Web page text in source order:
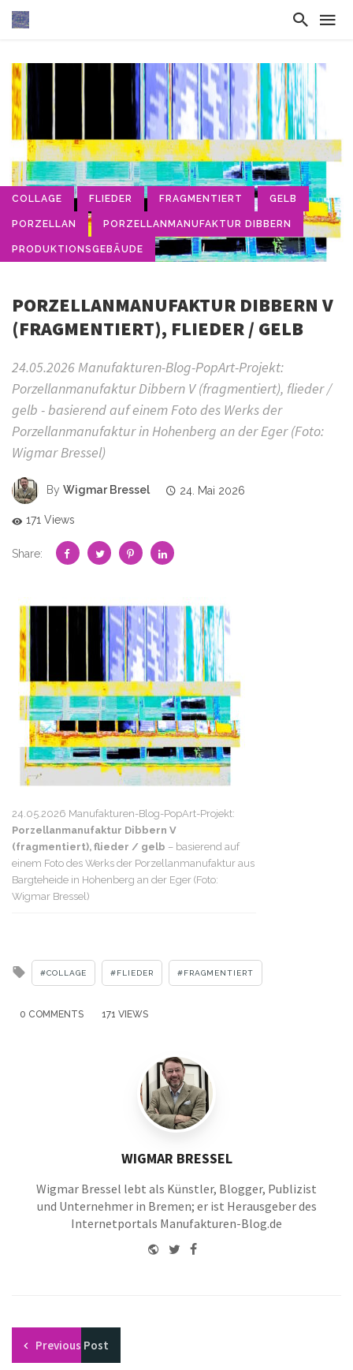
COLLAGE FLIEDER FRAGMENTIERT GELB
PORZELLAN PORZELLANMANUFAKTUR DIBBERN
PRODUKTIONSGEBÄUDE
PORZELLANMANUFAKTUR DIBBERN V
(FRAGMENTIERT), FLIEDER / GELB
24.05.2026 Manufakturen-Blog-PopArt-Projekt:
Porzellanmanufaktur Dibbern V (fragmentiert), flieder /
gelb - basierend auf einem Foto des Werks der
Porzellanmanufaktur in Hohenberg an der Eger (Foto:
Wigmar Bressel)
By Wigmar Bressel 24. Mai 2026
171 Views
Share:
24.05.2026 Manufakturen-Blog-PopArt-Projekt:
Porzellanmanufaktur Dibbern V
(fragmentiert), flieder / gelb – basierend auf
einem Foto des Werks der Porzellanmanufaktur aus
Bargteheide in Hohenberg an der Eger (Foto:
Wigmar Bressel)
Tagged
COLLAGE FLIEDER FRAGMENTIERT
0 COMMENTS 171 VIEWS
WIGMAR BRESSEL
Wigmar Bressel lebt als Künstler, Blogger, Publizist
und Unternehmer in Bremen; er ist Herausgeber des
Internetportals Manufakturen-Blog.de
WebsiteTwitterFacebook
Previous Post